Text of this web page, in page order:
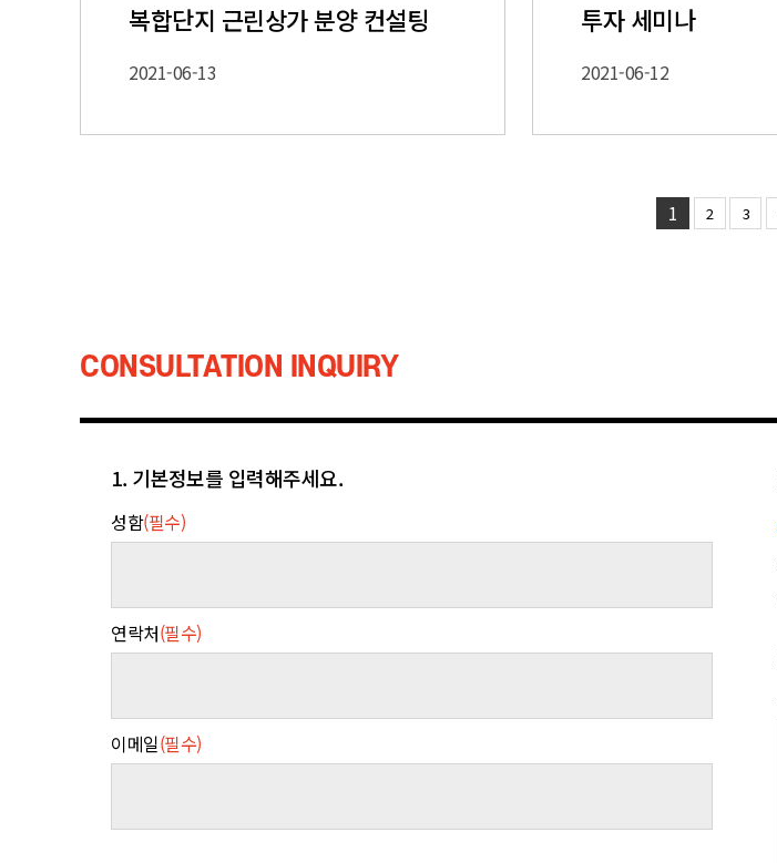
복합단지 근린상가 분양 컨설팅
2021-06-13
투자 세미나
2021-06-12
1 2 3
CONSULTATION INQUIRY
1. 기본정보를 입력해주세요.
성함(필수)
연락처(필수)
이메일(필수)